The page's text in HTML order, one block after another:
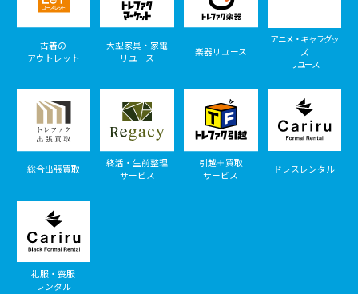
古着の
アウトレット
大型家具・家電
リユース
楽器リユース
アニメ・キャラグッ
ズ
リユース
総合出張買取
終活・生前整理
サービス
引越＋買取
サービス
ドレスレンタル
礼服・喪服
レンタル